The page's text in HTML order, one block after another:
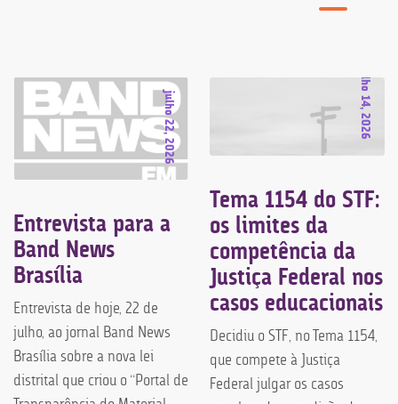
julho 22, 2026
Entrevista para a
Band News
Brasília
Entrevista de hoje, 22 de
julho, ao jornal Band News
Brasília sobre a nova lei
distrital que criou o “Portal de
julho 14, 2026
Tema 1154 do STF:
os limites da
competência da
Justiça Federal nos
casos educacionais
Decidiu o STF, no Tema 1154,
que compete à Justiça
Federal julgar os casos